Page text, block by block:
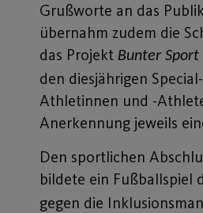
Grußworte an das
übernahm zudem die
das Projekt Bunter Sport
den diesjährigen
Athletinnen und -
Anerkennung jeweils
Den sportlichen
bildete ein Fußballspiel
gegen die